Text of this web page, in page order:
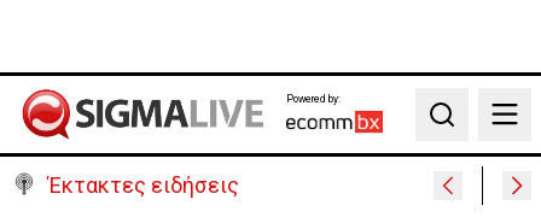
Powered by:
Search
Έκτακτες ειδήσεις